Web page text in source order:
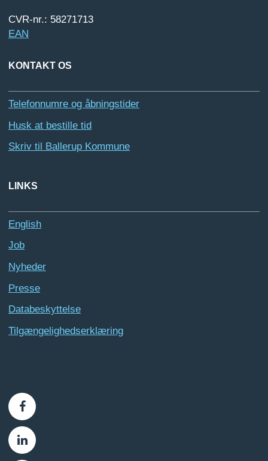
CVR-nr.: 58271713
EAN
KONTAKT OS
Telefonnumre og åbningstider
Husk at bestille tid
Skriv til Ballerup Kommune
LINKS
English
Job
Nyheder
Presse
Databeskyttelse
Tilgængelighedserklæring